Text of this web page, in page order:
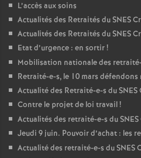
L’accès aux soins
Actualités des Retraités duSNES
Actualités des Retraités duSNES
Etat d’urgence : en sortir!
Mobilisation nationale des
Retraité-e-s, le 10 mars
Actualité des Retraité-e-s duSNES
Contre le projet de loi travail!
Actualités des retraité-e-s duSNES
Jeudi 9 juin. Pouvoir d’achat : les
Actualité des retraité-e-s duSNES